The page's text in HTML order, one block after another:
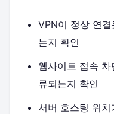
VPN이 정상 연
는지 확인
웹사이트 접속
류되는지 확인
서버 호스팅 위